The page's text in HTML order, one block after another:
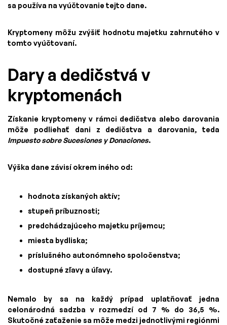
sa používa na vyúčtovanie tejto dane.
Kryptomeny môžu zvýšiť hodnotu majetku zahrnutého v
tomto vyúčtovaní.
Dary a dedičstvá v
kryptomenách
Získanie kryptomeny v rámci dedičstva alebo darovania
môže podliehať dani z dedičstva a darovania, teda
Impuesto sobre Sucesiones y Donaciones.
Výška dane závisí okrem iného od:
hodnota získaných aktív;
stupeň príbuznosti;
predchádzajúceho majetku príjemcu;
miesta bydliska;
príslušného autonómneho spoločenstva;
dostupné zľavy a úľavy.
Nemalo by sa na každý prípad uplatňovať jedna
celonárodná sadzba v rozmedzí od 7 % do 36,5 %.
Skutočné zaťaženie sa môže medzi jednotlivými regiónmi